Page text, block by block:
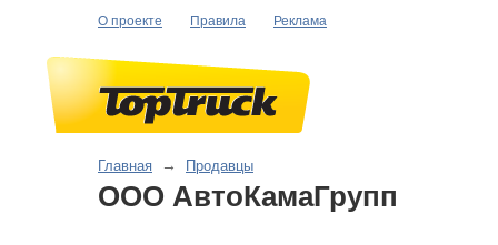
О проекте Правила Реклама
Главная → Продавцы
ООО АвтоКамаГрупп